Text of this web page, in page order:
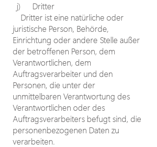
j) Dritter
Dritter ist eine natürliche oder
juristische Person, Behörde,
Einrichtung oder andere Stelle außer
der betroffenen Person, dem
Verantwortlichen, dem
Auftragsverarbeiter und den
Personen, die unter der
unmittelbaren Verantwortung des
Verantwortlichen oder des
Auftragsverarbeiters befugt sind, die
personenbezogenen Daten zu
verarbeiten.